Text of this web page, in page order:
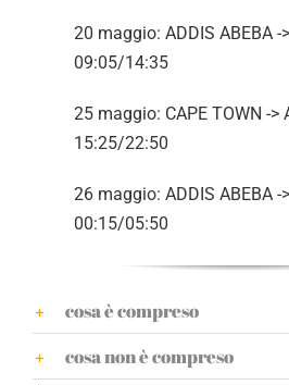
20 maggio: ADDIS ABEBA -
09:05/14:35
25 maggio: CAPE TOWN ->
15:25/22:50
26 maggio: ADDIS ABEBA -
00:15/05:50
cosa è compreso
cosa non è compreso